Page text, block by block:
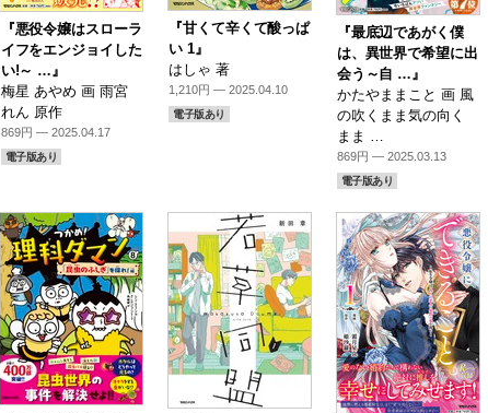
『悪役令嬢はスローラ
イフをエンジョイした
い!～ …』
梅星 あやめ 画 雨宮
れん 原作
869円 — 2025.04.17
電子版あり
『甘くて辛くて酸っぱ
い 1』
はしゃ 著
1,210円 — 2025.04.10
電子版あり
『最底辺であがく僕
は、異世界で希望に出
会う～自 …』
かたやままこと 画 風
の吹くまま気の向く
まま …
869円 — 2025.03.13
電子版あり